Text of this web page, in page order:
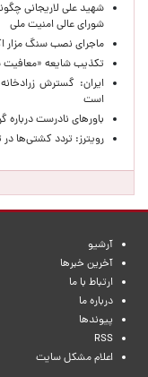
شهید علی لاریجانی
شورای عالی امنیت ملی
ماجرای نصب سنگ مزار
تکذیب شایعه «معافیت
ایران: گسترش
است
باورهای نادرست درباره
رویترز: تردد کشتی‌ها
آرشیو
آخرین خبرها
ارتباط با ما
درباره ما
پیوندها
RSS
اعلام مشکل سایت